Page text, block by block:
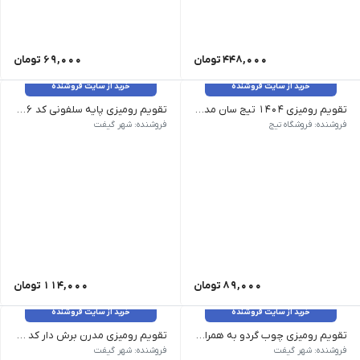
448,000تومان 69,000 تومان
خرید از سایت فروشنده
تقویم رومیزی 1404 تیج سان مدل کارا ابعاد: 22 در 14/5 | کاغذ: کرافت 200 گرم | پایه: مثلثی جلدسخت | ماه شمار
فروشنده: فروشگاه تیج
89,000 تومان
خرید از سایت فروشنده
تقویم رومیزی پایه سلفونی کد TA-IR51116رنگ پایه زرد،مشکی ابعاد پایه 23*18 ابعاد صفحه 23*12
فروشنده: شهر گیفت
114,000 تومان
خرید از سایت فروشنده
تقویم رومیزی چوب گردو به همراه جعبه و ساعت کد TA-IR51101 رنگ چوب ابعاد صفحه 20*9 سانتی متر ابعاد پایه 20*12 سانتی متر جعبه و ساعت دارد
فروشنده: شهر گیفت
خرید از سایت فروشنده
تقویم رومیزی مدرن برش دار کد TA-IR51118 رنگ آبی | ابعاد صفحه 15*23 سانتی متر | ابعاد پایه 23*16 سانتی متر
فروشنده: شهر گیفت